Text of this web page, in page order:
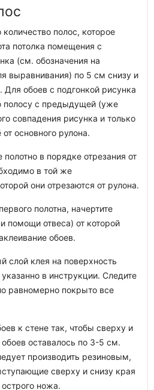
полос, которое
потолка помещения с
(см. обозначения на
выравнивания) по 5 см снизу и
обоев с подгонкой рисунка
с предыдущей (уже
совпадения рисунка и только
от основного рулона.
в порядке отрезания от
в той же
они отрезаются от рулона.
полотна, начертите
помощи отвеса) от которой
обоев.
слой клея на поверхность
в инструкции. Следите
равномерно покрыто все
к стене так, чтобы сверху и
оставалось по 3-5 см.
производить резиновым,
сверху и снизу края
ножа.